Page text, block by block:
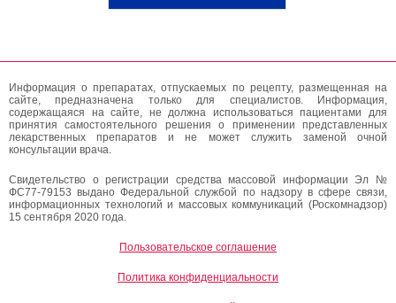
Информация о препаратах, отпускаемых по рецепту, размещенная на
сайте, предназначена только для специалистов. Информация,
содержащаяся на сайте, не должна использоваться пациентами для
принятия самостоятельного решения о применении представленных
лекарственных препаратов и не может служить заменой очной
консультации врача.
Свидетельство о регистрации средства массовой информации Эл №
ФС77-79153 выдано Федеральной службой по надзору в сфере связи,
информационных технологий и массовых коммуникаций (Роскомнадзор)
15 сентября 2020 года.
Пользовательское соглашение
Политика конфиденциальности